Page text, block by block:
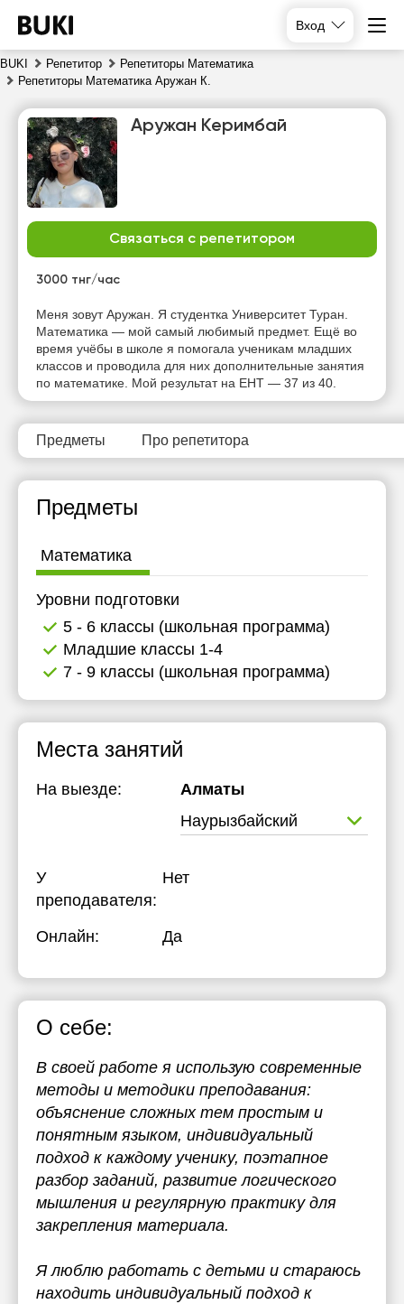
Вход
BUKI Репетитор
Репетиторы Математика
Репетиторы Математика Аружан К.
Аружан Керимбай
Связаться с репетитором
3000 тнг/час
Меня зовут Аружан. Я студентка Университет Туран.
Математика — мой самый любимый предмет. Ещё во
время учёбы в школе я помогала ученикам младших
классов и проводила для них дополнительные занятия
по математике. Мой результат на ЕНТ — 37 из 40.
Предметы Про репетитора
Предметы
Математика
Уровни подготовки
5 - 6 классы (школьная программа)
Младшие классы 1-4
7 - 9 классы (школьная программа)
Места занятий
На выезде:
Алматы
Наурызбайский
У
преподавателя:
Нет
Онлайн: Да
О себе:
В своей работе я использую современные
методы и методики преподавания:
объяснение сложных тем простым и
понятным языком, индивидуальный
подход к каждому ученику, поэтапное
разбор заданий, развитие логического
мышления и регулярную практику для
закрепления материала.
Я люблю работать с детьми и стараюсь
находить индивидуальный подход к
вт
ср
Нет
свободных
часов
15:00
15:30
16:00
16:30
17:00
15:00
15:30
16:00
16:30
17:00
15:00
15:30
16:00
16:30
17:00